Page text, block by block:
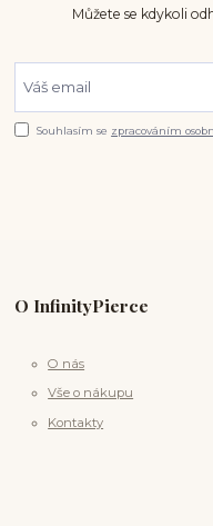
Můžete se kdykoli
Souhlasím se zpracováním
O InfinityPierce
O nás
Vše o nákupu
Kontakty